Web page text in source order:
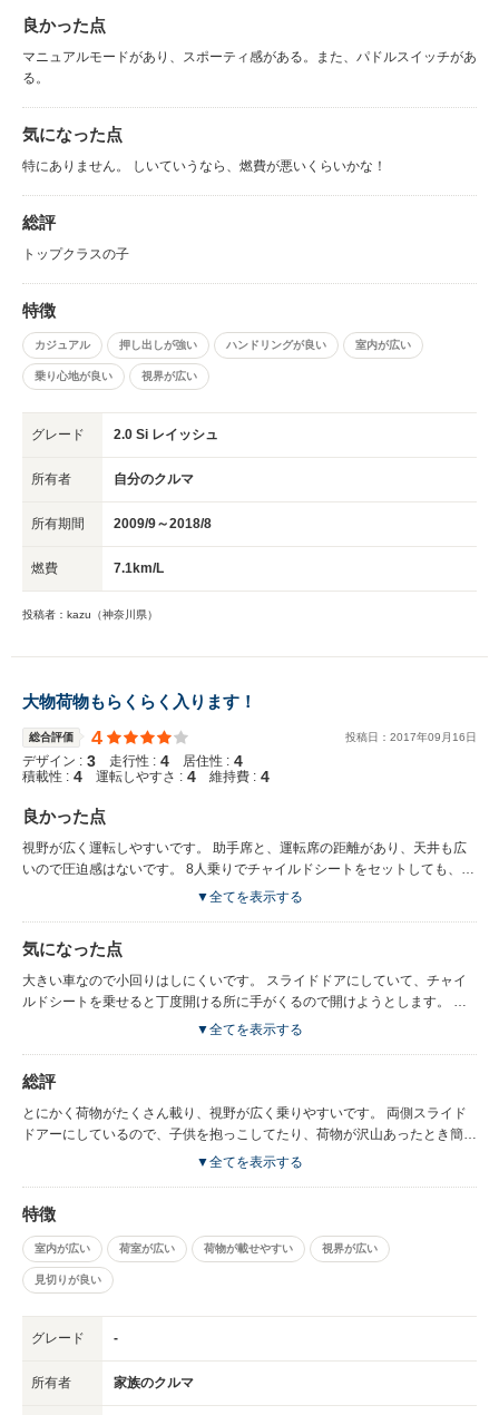
良かった点
マニュアルモードがあり、スポーティ感がある。また、パドルスイッチがあ
る。
気になった点
特にありません。 しいていうなら、燃費が悪いくらいかな！
総評
トップクラスの子
特徴
カジュアル 押し出しが強い ハンドリングが良い 室内が広い
乗り心地が良い 視界が広い
グレード 2.0 Si レイッシュ
所有者 自分のクルマ
所有期間 2009/9～2018/8
燃費 7.1km/L
投稿者：kazu（神奈川県）
大物荷物もらくらく入ります！
総合評価 4 投稿日： 2017年09 月 16日
デザイン : 3 走行性 : 4 居住性 : 4
積載性 : 4 運転しやすさ : 4 維持費 : 4
良かった点
視野が広く運転しやすいです。 助手席と、運転席の距離があり、天井も広
いので圧迫感はないです。 8人乗りでチャイルドシートをセットしても、余
裕で8人乗れます！! 三列目が窓側に折りたためるのでその分、荷物がたく
に荷物を入れたり、子供を乗せたりできるので負担も少ないと思います。
子供用の小さい自転車はラクラク入りました。
▼全てを表示する
気になった点
大きい車なので小回りはしにくいです。 スライドドアにしていて、チャイ
ルドシートを乗せると丁度開ける所に手がくるので開けようとします。 チ
ャイルドロックがあるのですが、大人も乗るので不便に感じる事もありま
▼全てを表示する
総評
とにかく荷物がたくさん載り、視野が広く乗りやすいです。 両側スライド
ドアーにしているので、子供を抱っこしてたり、荷物が沢山あったとき簡単
に開け閉めできるのでとても便利です。 二列目、三列目が倒せるので、フ
アウトドア好きに良いかもしれないです。
▼全てを表示する
特徴
室内が広い 荷室が広い 荷物が載せやすい 視界が広い
見切りが良い
グレード -
所有者 家族のクルマ